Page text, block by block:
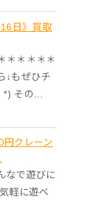
日》買取
＊＊＊＊
↓もぜひチ
その...
クレーン
なで遊びに
軽に遊べ